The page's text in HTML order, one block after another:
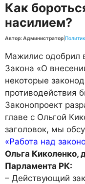
Как
насилием?
Автор: Администратор
Мажилис одобрил
Закона «О
некоторые
противодействия
Законопроект
главе с Ольгой
заголовок, мы
«Работа над
Ольга Киколенко,
Парламента РК:
– Действующий